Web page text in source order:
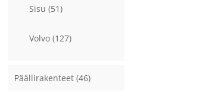
Sisu (51)
Volvo (127)
Päällirakenteet (46)